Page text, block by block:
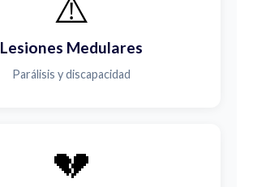
Lesiones Medulares
Parálisis y discapacidad
💔